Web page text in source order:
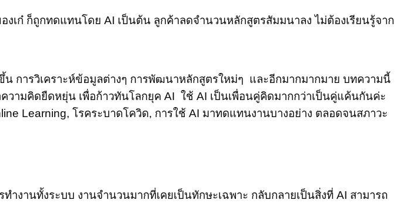
งเก๋ ก็ถูกทดแทนโดย AI เป็นต้น ลูกค้าลดจำนวนหลักสูตรสัมมนาลง ไม่ต้องเรียนรู้จาก
น การวิเคราะห์ข้อมูลต่างๆ การพัฒนาหลักสูตรใหม่ๆ และอีกมากมากมาย บทความนี้
ามคิดยืดหยุ่น เพื่อก้าวทันโลกยุค AI ใช้ AI เป็นเพื่อนคู่คิดมากกว่าเป็นคู่แค้นกันค่ะ
Learning, โรคระบาดโควิด, การใช้ AI มาทดแทนงานบางอย่าง ตลอดจนสภาวะ
งานทั้งระบบ งานจำนวนมากที่เคยเป็นทักษะเฉพาะ กลับกลายเป็นสิ่งที่ AI สามารถ